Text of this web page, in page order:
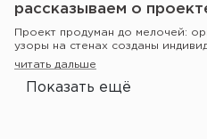
рассказываем о
Проект продуман до мелочей:
узоры на стенах созданы
читать дальше
Показать ещё